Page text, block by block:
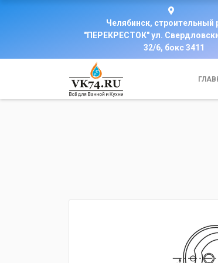
Челябинск, строительный
"ПЕРЕКРЕСТОК" ул.
32/6, бокс 3411